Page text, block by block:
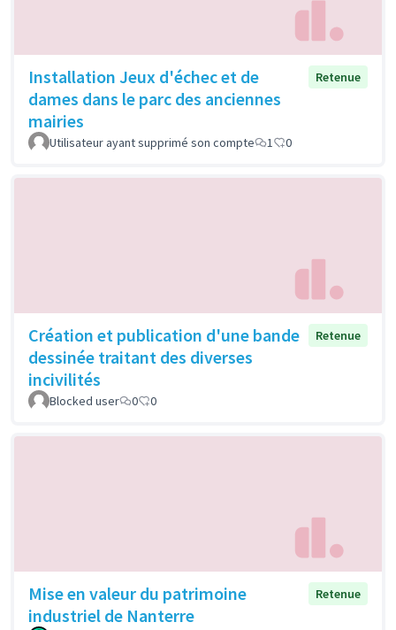
Installation Jeux d'échec et de
dames dans le parc des anciennes
mairies
Retenue
Utilisateur ayant supprimé son compte 1 0
Création et publication d'une bande
dessinée traitant des diverses
incivilités
Retenue
Blocked user 0 0
Mise en valeur du patrimoine
industriel de Nanterre
Retenue